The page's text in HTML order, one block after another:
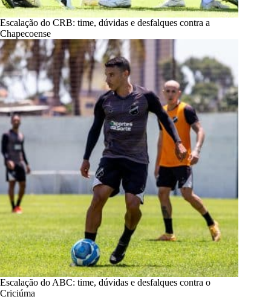
Escalação do CRB: time, dúvidas e desfalques contra a
Chapecoense
Escalação do ABC: time, dúvidas e desfalques contra o
Criciúma